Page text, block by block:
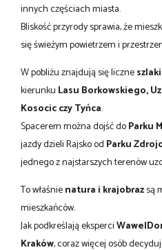
innych częściach miasta.
Bliskość przyrody sprawia, że
się świeżym powietrzem i
W pobliżu znajdują się liczne
kierunku Lasu Borkowskiego,
Kosocic czy Tyńca.
Spacerem można dojść doParku
jazdy dzieli Rajsko od Parku
jednego z najstarszych terenów
To właśnienatura i krajobrazsą
mieszkańców.
Jak podkreślają eksperci
Kraków, coraz więcej osób